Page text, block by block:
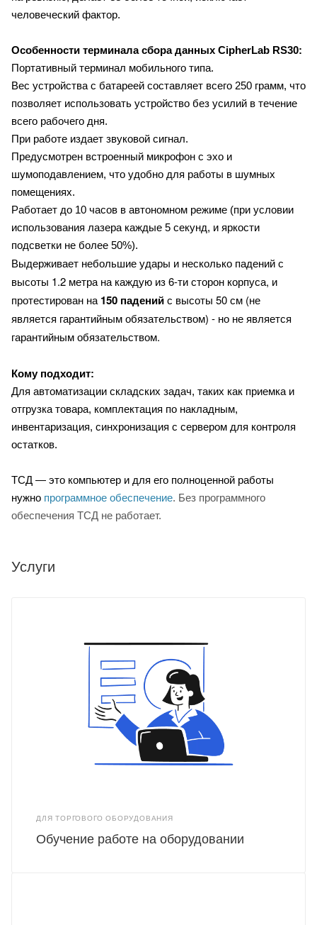
человеческий фактор.
Особенности терминала сбора данных CipherLab RS30:
Портативный терминал мобильного типа.
Вес устройства с батареей составляет всего 250 грамм, что
позволяет использовать устройство без усилий в течение
всего рабочего дня.
При работе издает звуковой сигнал.
Предусмотрен встроенный микрофон с эхо и
шумоподавлением, что удобно для работы в шумных
помещениях.
Работает до 10 часов в автономном режиме (при условии
использования лазера каждые 5 секунд, и яркости
подсветки не более 50%).
Выдерживает небольшие удары и несколько падений с
высоты 1.2 метра на каждую из 6-ти сторон корпуса, и
протестирован на 150 паденийс высоты 50 см (не
является гарантийным обязательством) - но не является
гарантийным обязательством.
Кому подходит:
Для автоматизации складских задач, таких как приемка и
отгрузка товара, комплектация по накладным,
инвентаризация, синхронизация с сервером для контроля
остатков.
ТСД — это компьютер и для его полноценной работы
нужно программное обеспечение. Без программного
обеспечения ТСД не работает.
Услуги
ДЛЯ ТОРГОВОГО ОБОРУДОВАНИЯ
Обучение работе на оборудовании